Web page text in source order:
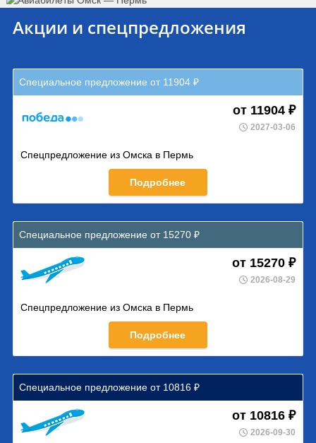
Акции и спецпредложения
Специальное предложение от 11904 ₽
от 11904 ₽
2027-03-06
Спецпредложение из Омска в Пермь
Подробнее
Специальное предложение от 15270 ₽
от 15270 ₽
2026-08-29
Спецпредложение из Омска в Пермь
Подробнее
Специальное предложение от 10816 ₽
от 10816 ₽
2026-09-30